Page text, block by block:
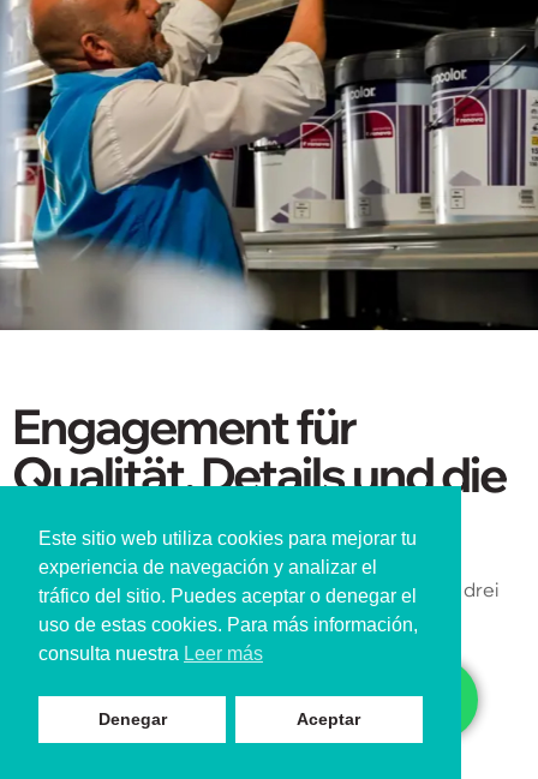
Engagement für
Qualität, Details und die
Umwelt
Bei TSIULA steht Qualität an erster Stelle.
Wir definieren uns durch eine Arbeitsweise, die auf drei
Säulen beruht:
Este sitio web utiliza cookies para mejorar tu
experiencia de navegación y analizar el
tráfico del sitio. Puedes aceptar o denegar el
uso de estas cookies. Para más información,
consulta nuestra Leer más
Denegar Aceptar